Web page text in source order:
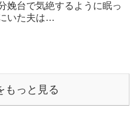
娩台で気絶するように眠っ
いた夫は…
もっと見る